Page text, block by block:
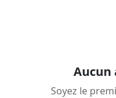
Aucun
Soyez le